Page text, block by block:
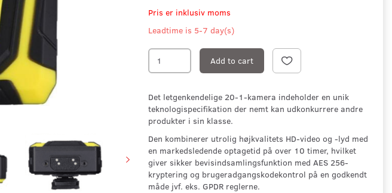
Pris er inklusiv moms
Leadtime is 5-7 day(s)
Add to cart
Det letgenkendelige 20-1-kamera indeholder en unik
teknologispecifikation der nemt kan udkonkurrere andre
produkter i sin klasse.
Den kombinerer utrolig højkvalitets HD-video og -lyd med
en markedsledende optagetid på over 10 timer, hvilket
giver sikker bevisindsamlingsfunktion med AES 256-
kryptering og brugeradgangskodekontrol på en godkendt
måde jvf. eks. GPDR reglerne.